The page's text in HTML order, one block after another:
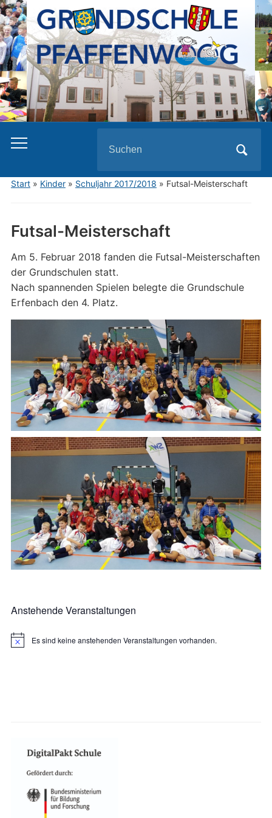
for:
Start» Kinder» Schuljahr 2017/2018 » Futsal-Meisterschaft
Anstehende Veranstaltungen
HinweisEs sind keine anstehenden Veranstaltungen vorhanden.
Futsal-Meisterschaft
Am 5. Februar 2018 fanden die Futsal-Meisterschaften
der Grundschulen statt.
Nach spannenden Spielen belegte die Grundschule
Erfenbach den 4. Platz.